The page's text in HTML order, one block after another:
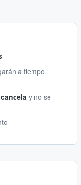
a tiempo
y no se